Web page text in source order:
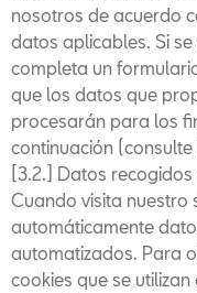
nosotros de acuerdo
datos aplicables. Si
completa un
que los datos que
procesarán para los
continuación
[3.2.] Datos
Cuando visita nuestro
automáticamente
automatizados. Para
cookies que se